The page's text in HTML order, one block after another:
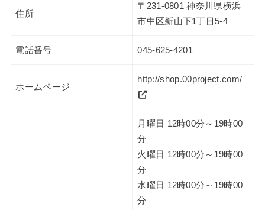
住所
〒231-0801 神奈川県横浜
市中区新山下1丁目5-4
電話番号 045-625-4201
ホームページ
http://shop.00project.com/
月曜日 12時00分～19時00
分
火曜日 12時00分～19時00
分
水曜日 12時00分～19時00
分